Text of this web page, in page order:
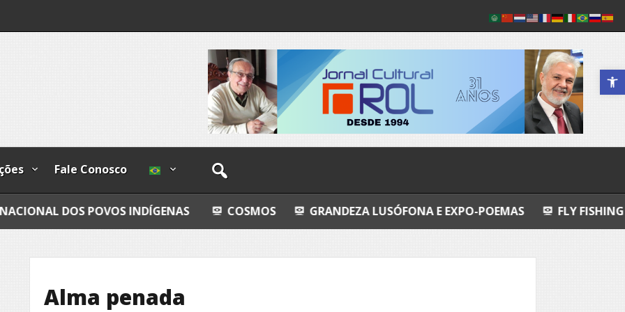
Abrir a
Fale Conosco
POVOS INDÍGENAS COSMOS GRANDEZA LUSÓFONA E EXPO-POEMAS FLY FISHING EU
Alma penada